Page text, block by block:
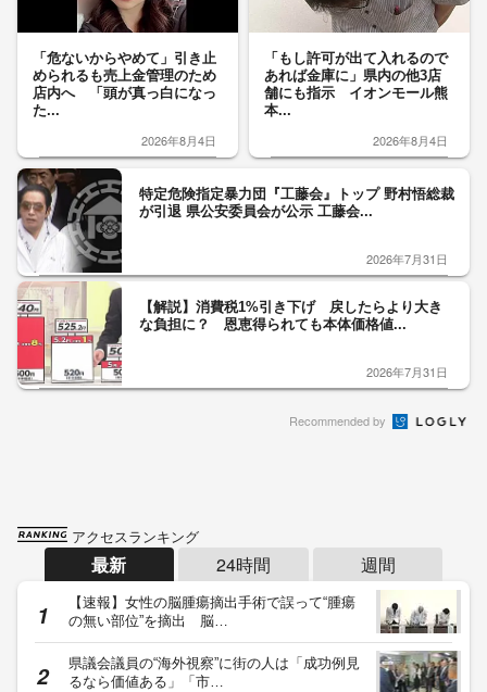
「危ないからやめて」引き止
められるも売上金管理のため
店内へ 「頭が真っ白になっ
た...
2026年8月4日
「もし許可が出て入れるので
あれば金庫に」県内の他3店
舗にも指示 イオンモール熊
本...
2026年8月4日
特定危険指定暴力団『工藤会』トップ 野村悟総裁
が引退 県公安委員会が公示 工藤会...
2026年7月31日
【解説】消費税1%引き下げ 戻したらより大き
な負担に？ 恩恵得られても本体価格値...
2026年7月31日
Recommended by
アクセスランキング
最新 24時間 週間
【速報】女性の脳腫瘍摘出手術で誤って“腫瘍
の無い部位”を摘出 脳…
県議会議員の“海外視察”に街の人は「成功例見
るなら価値ある」「市…